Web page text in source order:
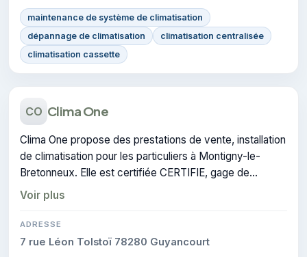
maintenance de système de climatisation
dépannage de climatisation
climatisation centralisée
climatisation cassette
CO Clima One
Clima One propose des prestations de vente, installation
de climatisation pour les particuliers à Montigny-le-
Bretonneux. Elle est certifiée CERTIFIE, gage de
conformité sur les interventions réalisées.
Voir plus
ADRESSE
7 rue Léon Tolstoï 78280 Guyancourt